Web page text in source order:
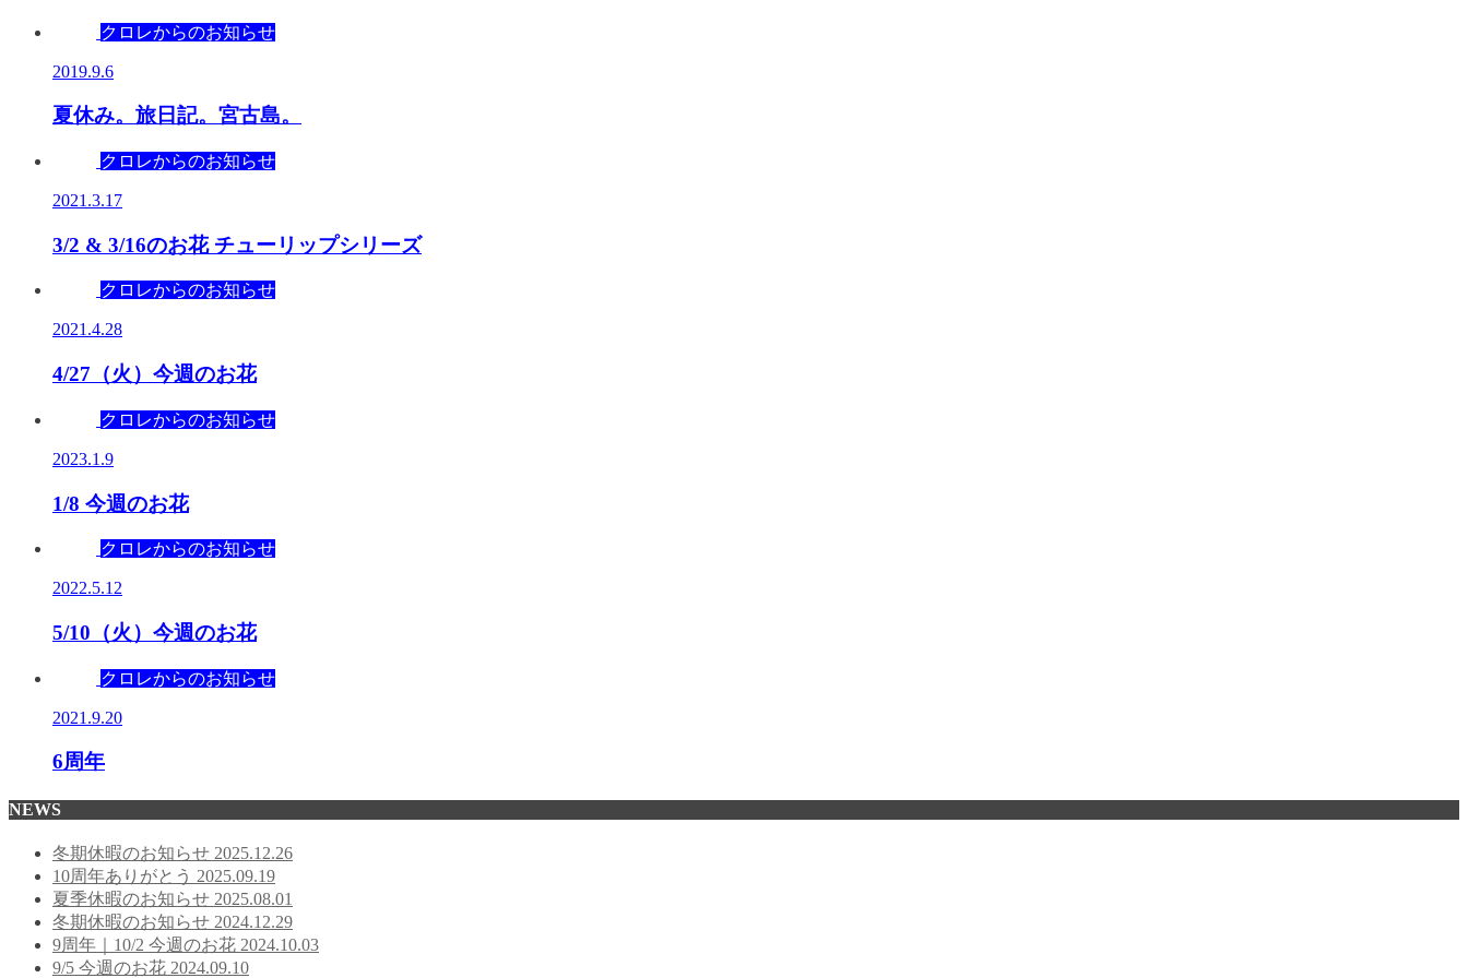
クロレからのお知らせ
2019.9.6
夏休み。旅日記。宮古島。
クロレからのお知らせ
2021.3.17
3/2 & 3/16のお花 チューリップシリーズ
クロレからのお知らせ
2021.4.28
4/27（火）今週のお花
クロレからのお知らせ
2023.1.9
1/8 今週のお花
クロレからのお知らせ
2022.5.12
5/10（火）今週のお花
クロレからのお知らせ
2021.9.20
6周年
NEWS
冬期休暇のお知らせ 2025.12.26
10周年ありがとう 2025.09.19
夏季休暇のお知らせ 2025.08.01
冬期休暇のお知らせ 2024.12.29
9周年｜10/2 今週のお花 2024.10.03
9/5 今週のお花 2024.09.10